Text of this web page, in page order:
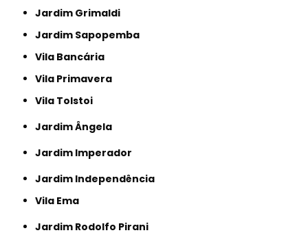
Jardim Grimaldi
Jardim Sapopemba
Vila Bancária
Vila Primavera
Vila Tolstoi
Jardim Ângela
Jardim Imperador
Jardim Independência
Vila Ema
Jardim Rodolfo Pirani